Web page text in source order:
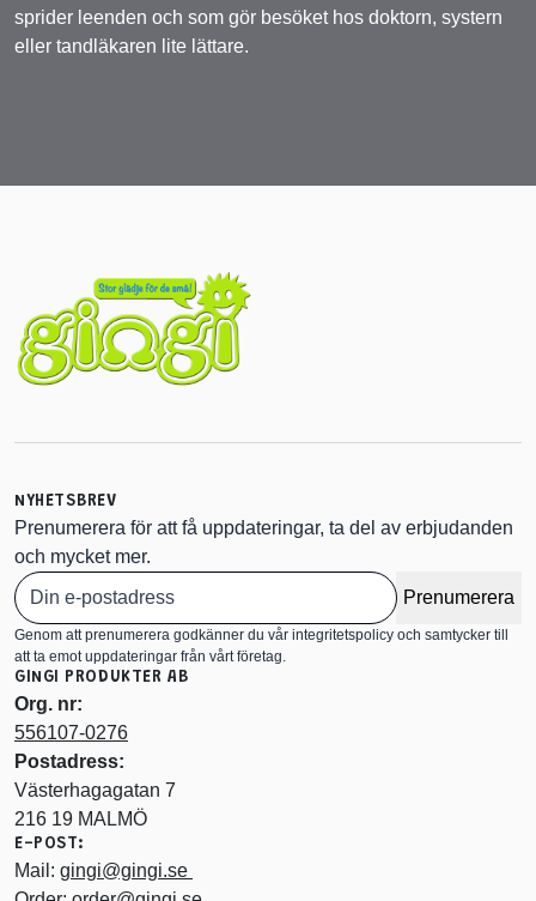
sprider leenden och som gör besöket hos doktorn, systern
eller tandläkaren lite lättare.
NYHETSBREV
Prenumerera för att få uppdateringar, ta del av erbjudanden
och mycket mer.
Prenumerera
Genom att prenumerera godkänner du vår integritetspolicy och samtycker till
att ta emot uppdateringar från vårt företag.
GINGI PRODUKTER AB
Org. nr:
556107-0276
Postadress:
Västerhagagatan 7
216 19 MALMÖ
E-POST:
Mail: gingi@gingi.se